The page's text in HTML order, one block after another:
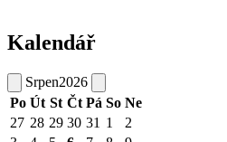
Kalendář
Srpen2026
Po Út St Čt Pá So Ne
27 28 29 30 31 1
2